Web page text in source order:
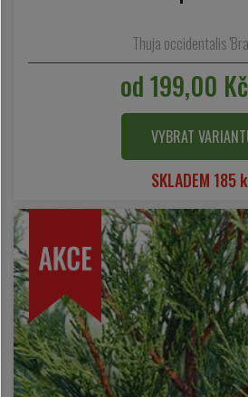
Thuja occidentalis
od 199,00
VYBRAT
SKLADEM 185